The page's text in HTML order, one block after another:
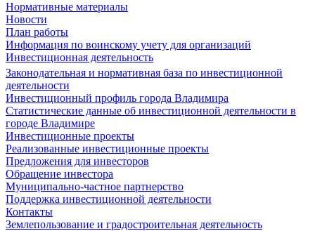
Нормативные материалы
Новости
План работы
Информация по воинскому учету для организаций
Инвестиционная деятельность
Законодательная и нормативная база по инвестиционной
деятельности
Инвестиционный профиль города Владимира
Статистические данные об инвестиционной деятельности в
городе Владимире
Инвестиционные проекты
Реализованные инвестиционные проекты
Предложения для инвесторов
Обращение инвестора
Муниципально-частное партнерство
Поддержка инвестиционной деятельности
Контакты
Землепользование и градостроительная деятельность